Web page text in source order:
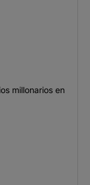
millonarios en